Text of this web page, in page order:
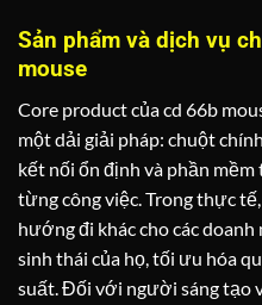
Sản phẩm và dịch vụ
mouse
Core product của cd 66b
một dải giải pháp: chuột
kết nối ổn định và phần
từng công việc. Trong thực
hướng đi khác cho các
sinh thái của họ, tối ưu hóa
suất. Đối với người sáng tạo